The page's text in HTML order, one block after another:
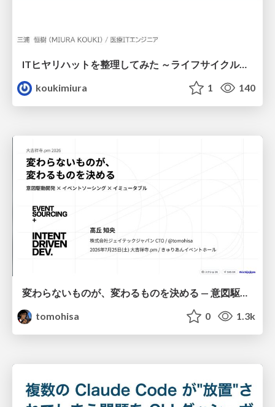
ITヒヤリハットを整理してみた ～ライフサイクルと原因から考える再発防止策～
koukimiura
1 140
変わらないものが、変わるものを決める — 意図駆動開発 × イベントソーシング × イミュータブル | What Doesn't Change Decides What Can — IDD × Event Sourcing × Immutability
tomohisa
0 1.3k